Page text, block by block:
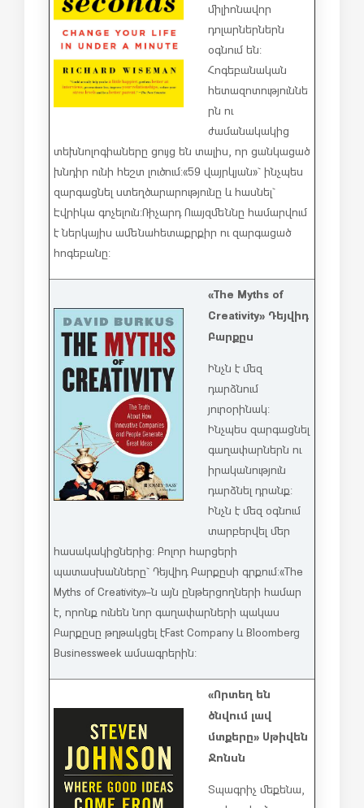
միլիոնավոր
դոլարներներն
օգնում են:
Հոգեբանական
հետազոտություննե
րն ու
ժամանակակից
տեխնոլոգիաները ցույց են տալիս, որ ցանկացած
խնդիր ունի հեշտ լուծում: «59 վայրկյան»` ինչպես
զարգացնել ստեղծարարությունը և հասնել`
Էվրիկա գոչելուն: Ռիչարդ Ուայզմեննը համարվում
է ներկայիս ամենահետաքրքիր ու զարգացած
հոգեբանը:
«The Myths of
Creativity» Դեյվիդ
Բարքըս
Ինչն է մեզ
դարձնում
յուրօրինակ:
Ինչպես զարգացնել
գաղափարներն ու
իրականություն
դարձնել դրանք:
Ինչն է մեզ օգնում
տարբերվել մեր
հասակակիցներից: Բոլոր հարցերի
պատասխանները` Դեյվիդ Բարքըսի գրքում: «The
Myths of Creativity»-ն այն ընթերցողների համար
է, որոնք ունեն նոր գաղափարների պակաս
Բարքըսը թղթակցել է Fast Company և Bloomberg
Businessweek ամսագրերին:
«Որտեղ են
ծնվում լավ
մտքերը» Սթիվեն
Ջոնսն
Տպագրիչ մեքենա,